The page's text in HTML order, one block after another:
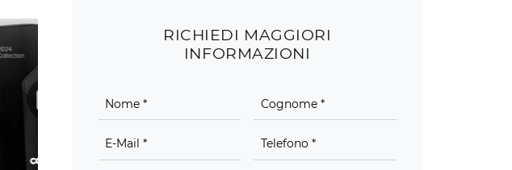
RICHIEDI MAGGIORI
INFORMAZIONI